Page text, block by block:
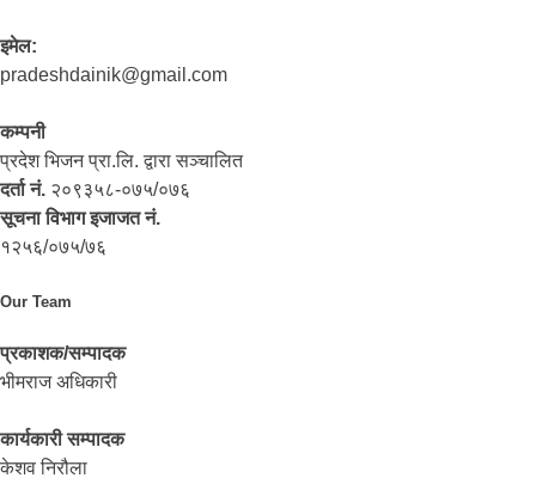
इमेल:
pradeshdainik@gmail.com
कम्पनी
प्रदेश भिजन प्रा.लि. द्वारा सञ्‍चालित
दर्ता नं. २०९३५८-०७५/०७६
सूचना विभाग इजाजत नं.
१२५६/०७५/७६
Our Team
प्रकाशक/सम्पादक
भीमराज अधिकारी
कार्यकारी सम्पादक
केशव निरौला